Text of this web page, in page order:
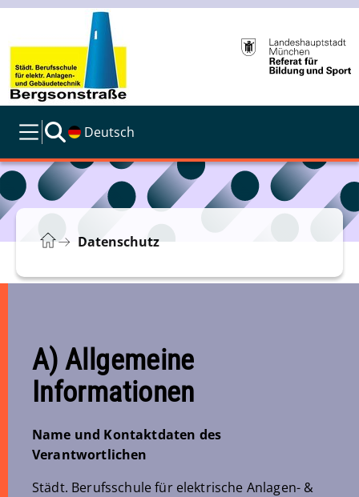
Deutsch
Datenschutz
A) Allgemeine
Informationen
Name und Kontaktdaten des
Verantwortlichen
Städt. Berufsschule für elektrische Anlagen- &